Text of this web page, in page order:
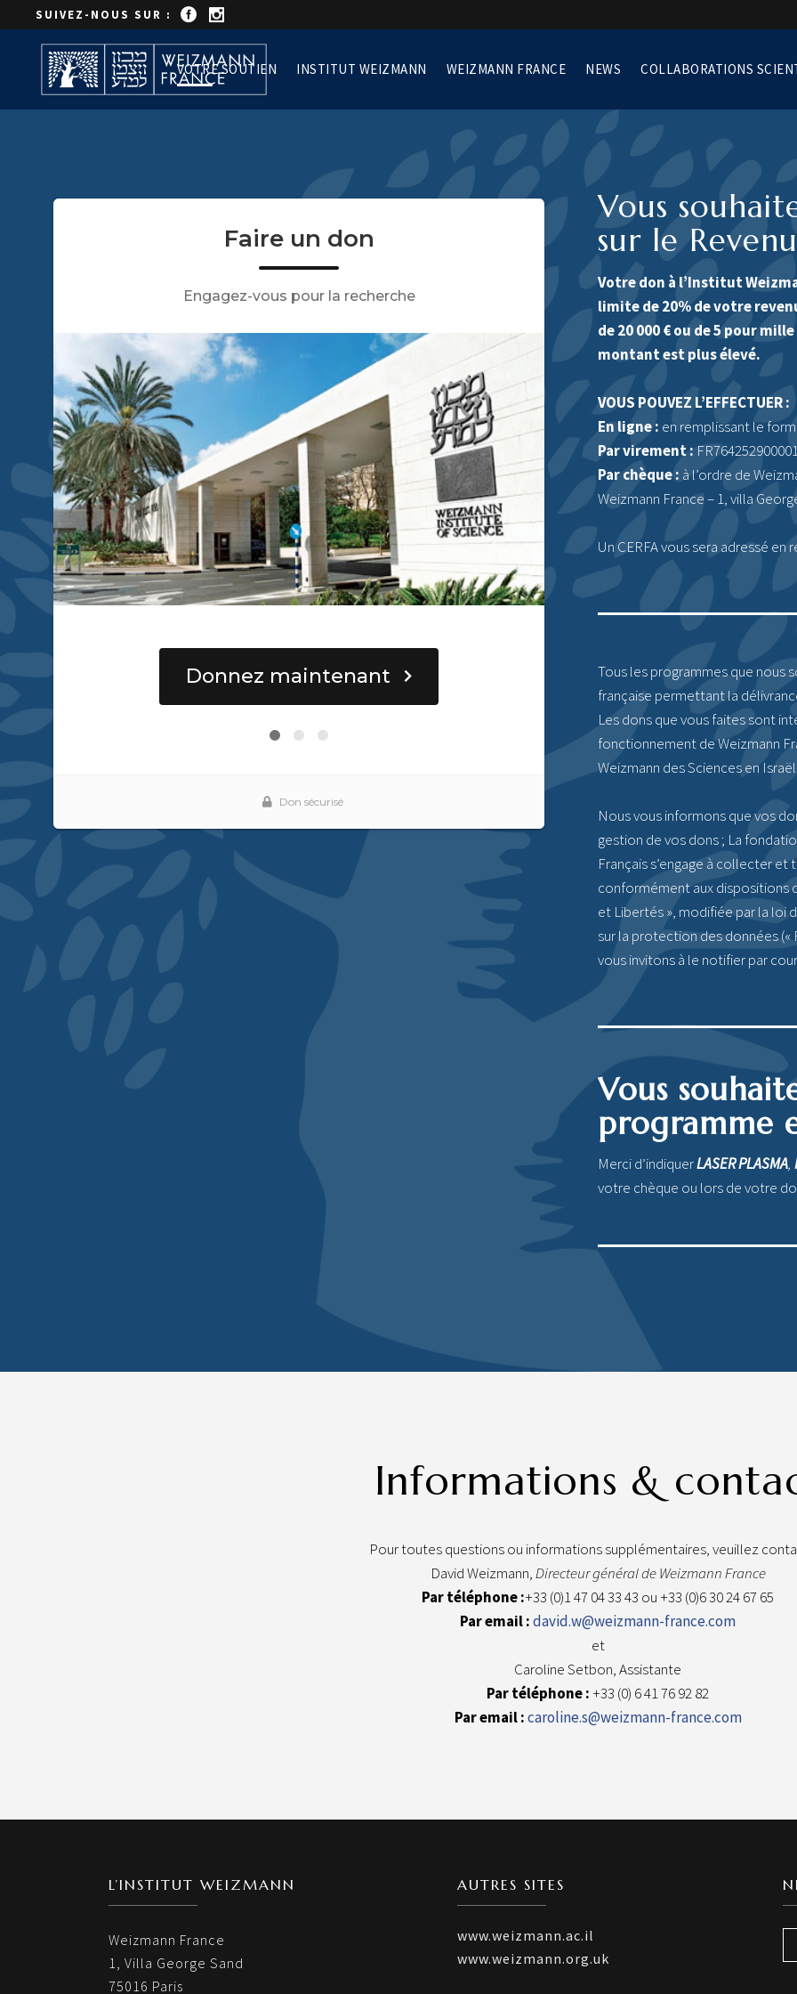
SUIVEZ-NOUS SUR :
VOTRE SOUTIEN INSTITUT WEIZMANN WEIZMANN FRANCE NEWS COLLABORATIONS
Vous
sur le
Votre don à l’Institut
limite de 20% de votre
de 20 000 € ou de 5 pour
montant est plus élevé.
VOUS POUVEZ L’EFFECTUER :
En ligne : en remplissant le
Par virement :
Par chèque : à l’ordre de
Weizmann France – 1, villa
Un CERFA vous sera adressé
Tous les programmes que nous
française permettant la
Les dons que vous faites sont
fonctionnement de Weizmann
Weizmann des Sciences en Israël.
Nous vous informons que vos
gestion de vos dons ; La
Français s’engage à collecter
conformément aux dispositions
et Libertés », modifiée par la loi
sur la protection des données («
vous invitons à le notifier par
Vous
programme
Merci d’indiquerLASER PLASMA,
votre chèque ou lors de votre
Informations &
Pour toutes questions ou informations supplémentaires, veuillez
David Weizmann,Directeur général de Weizmann France
Par téléphone :+33 (0)1 47 04 33 43 ou +33 (0)6 30 24 67 65
Par email :david.w@weizmann-france.com
et
Caroline Setbon, Assistante
Par téléphone : +33 (0) 6 41 76 92 82
Par email :caroline.s@weizmann-france.com
L’INSTITUT WEIZMANN
Weizmann France
1, Villa George Sand
75016 Paris
AUTRES SITES
www.weizmann.ac.il
www.weizmann.org.uk